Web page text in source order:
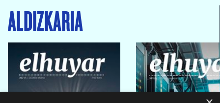
ALDIZKARIA